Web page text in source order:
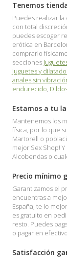
Tenemos
Puedes realizar
con total
puedes escoger
erótica en
comprarlo
secciones
Juguetes y
anales sin
endurecido,
Estamos a tu
Mantenemos los
física, por lo que
Martorell o
mejor Sex Shop!
Alcobendas o
Precio mínimo
Garantizamos el
encuentras a
España, te lo
es gratuito en
resto. Puedes
o pagar en
Satisfacción